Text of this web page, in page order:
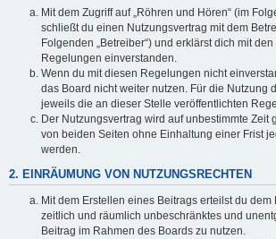
Mit dem Zugriff auf „Röhren und Hören“ (im
schließt du einen Nutzungsvertrag mit dem
Folgenden „Betreiber“) und erklärst dich mit
Regelungen einverstanden.
Wenn du mit diesen Regelungen nicht
das Board nicht weiter nutzen. Für die Nutzung
jeweils die an dieser Stelle veröffentlichten
Der Nutzungsvertrag wird auf unbestimmte Zeit
von beiden Seiten ohne Einhaltung einer Frist
werden.
2. EINRÄUMUNG VON NUTZUNGSRECHTEN
Mit dem Erstellen eines Beitrags erteilst du
zeitlich und räumlich unbeschränktes und
Beitrag im Rahmen des Boards zu nutzen.